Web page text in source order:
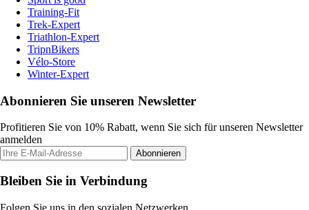
Training-Fit
Trek-Expert
Triathlon-Expert
TripnBikers
Vélo-Store
Winter-Expert
Abonnieren Sie unseren Newsletter
Profitieren Sie von 10% Rabatt, wenn Sie sich für unseren Newsletter
anmelden
Abonnieren
Bleiben Sie in Verbindung
Folgen Sie uns in den sozialen Netzwerken